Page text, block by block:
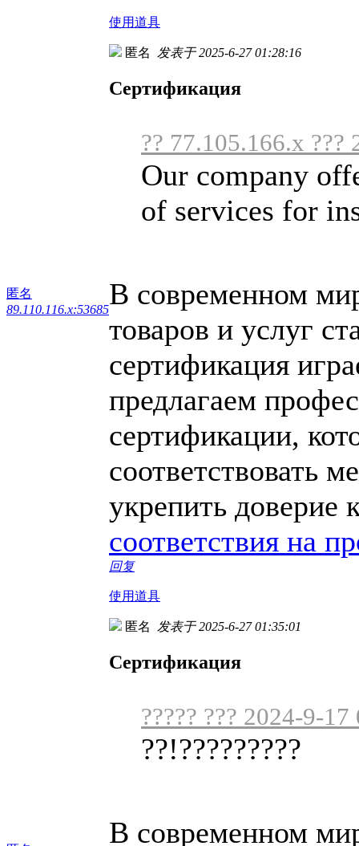
使用道具
匿名
89.110.116.x:53685
匿名 发表于 2025-6-27 01:28:16
Сертификация
?? 77.105.166.x ???
Our company
of services for
В современном
товаров и услуг
сертификация
предлагаем
сертификации,
соответствовать
укрепить доверие
соответствия на
回复
使用道具
匿名 发表于 2025-6-27 01:35:01
Сертификация
????? ??? 2024-9-
??!?????????
В современном